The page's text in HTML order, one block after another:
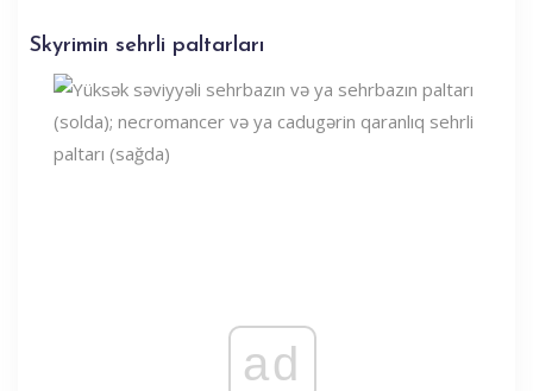
Skyrimin sehrli paltarları
ad